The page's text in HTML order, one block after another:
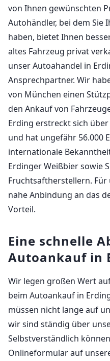
von Ihnen gewünschten
Autohändler, bei dem Sie
haben, bietet Ihnen
altes Fahrzeug privat
unser Autoahandel in
Ansprechpartner. Wir
von München einen
den Ankauf von
Erding erstreckt sich über
und hat ungefähr 56.000
internationale
Erdinger Weißbier sowie
Fruchtsaftherstellern.
nahe Anbindung an das
Vorteil.
Eine schnelle
Autoankauf in
Wir legen großen Wert
beim Autoankauf in
müssen nicht lange auf
wir sind ständig über
Selbstverständlich
Onlineformular auf